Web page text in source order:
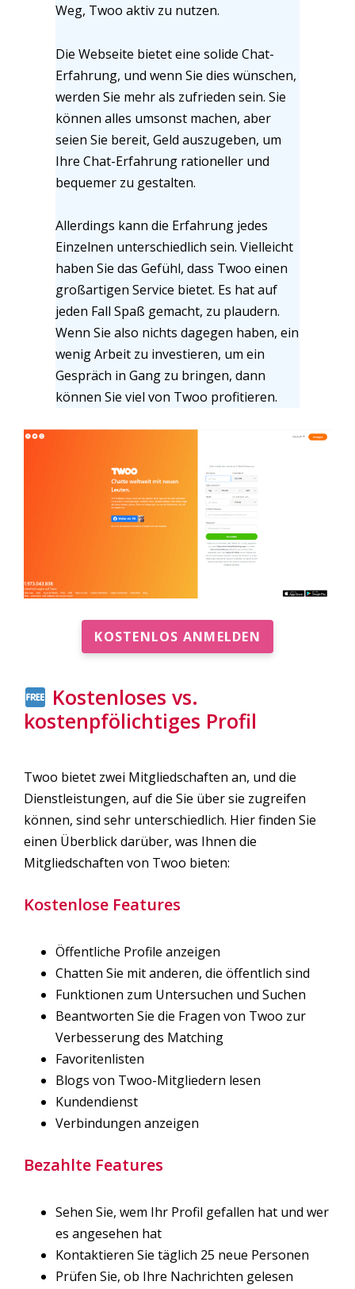
Weg, Twoo aktiv zu nutzen.
Die Webseite bietet eine solide Chat-
Erfahrung, und wenn Sie dies wünschen,
werden Sie mehr als zufrieden sein. Sie
können alles umsonst machen, aber
seien Sie bereit, Geld auszugeben, um
Ihre Chat-Erfahrung rationeller und
bequemer zu gestalten.
Allerdings kann die Erfahrung jedes
Einzelnen unterschiedlich sein. Vielleicht
haben Sie das Gefühl, dass Twoo einen
großartigen Service bietet. Es hat auf
jeden Fall Spaß gemacht, zu plaudern.
Wenn Sie also nichts dagegen haben, ein
wenig Arbeit zu investieren, um ein
Gespräch in Gang zu bringen, dann
können Sie viel von Twoo profitieren.
KOSTENLOS ANMELDEN
Kostenloses vs.
kostenpfölichtiges Profil
Twoo bietet zwei Mitgliedschaften an, und die
Dienstleistungen, auf die Sie über sie zugreifen
können, sind sehr unterschiedlich. Hier finden Sie
einen Überblick darüber, was Ihnen die
Mitgliedschaften von Twoo bieten:
Kostenlose Features
Öffentliche Profile anzeigen
Chatten Sie mit anderen, die öffentlich sind
Funktionen zum Untersuchen und Suchen
Beantworten Sie die Fragen von Twoo zur
Verbesserung des Matching
Favoritenlisten
Blogs von Twoo-Mitgliedern lesen
Kundendienst
Verbindungen anzeigen
Bezahlte Features
Sehen Sie, wem Ihr Profil gefallen hat und wer
es angesehen hat
Kontaktieren Sie täglich 25 neue Personen
Prüfen Sie, ob Ihre Nachrichten gelesen